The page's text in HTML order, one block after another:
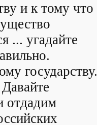
и к тому что
... угадайте
государству.
отдадим